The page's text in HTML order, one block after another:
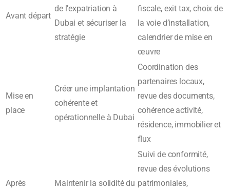
Avant départ
de l’expatriation à
Dubai et sécuriser la
stratégie
fiscale, exit tax, choix de
la voie d’installation,
calendrier de mise en
œuvre
Mise en
place
Créer une implantation
cohérente et
opérationnelle à Dubai
Coordination des
partenaires locaux,
revue des documents,
cohérence activité,
résidence, immobilier et
flux
Après
Maintenir la solidité du
Suivi de conformité,
revue des évolutions
patrimoniales,